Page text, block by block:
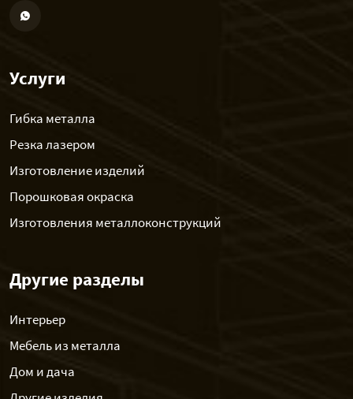
Услуги
Гибка металла
Резка лазером
Изготовление изделий
Порошковая окраска
Изготовления металлоконструкций
Другие разделы
Интерьер
Мебель из металла
Дом и дача